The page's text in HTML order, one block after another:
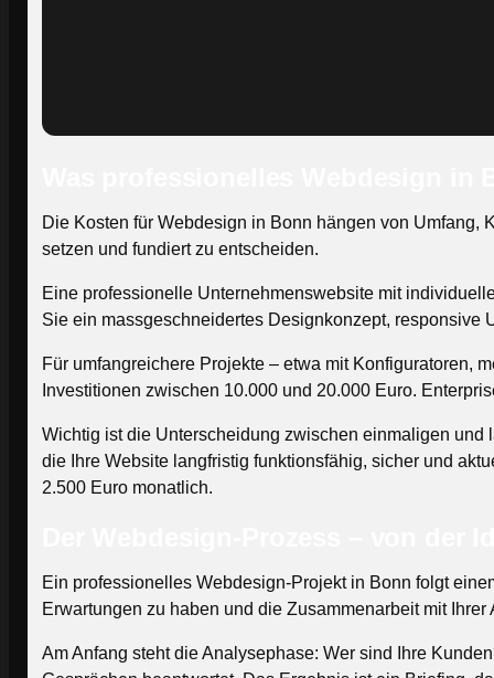
Die Kosten für Webdesign in Bonn hängen von Umfang,
setzen und fundiert zu entscheiden.
Eine professionelle Unternehmenswebsite mit
Sie ein massgeschneidertes Designkonzept,
Für umfangreichere Projekte – etwa mit Konfiguratoren,
Investitionen zwischen 10.000 und 20.000 Euro.
Wichtig ist die Unterscheidung zwischen einmaligen und
die Ihre Website langfristig funktionsfähig, sicher und
2.500 Euro monatlich.
Ein professionelles Webdesign-Projekt in Bonn folgt
Erwartungen zu haben und die Zusammenarbeit mit
Am Anfang steht die Analysephase: Wer sind Ihre